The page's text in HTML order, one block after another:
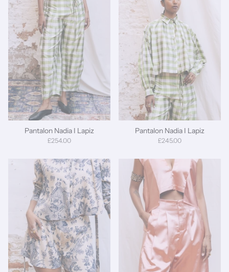
Pantalon Nadia I Lapiz
£254.00
Pantalon Nadia I Lapiz
£245.00